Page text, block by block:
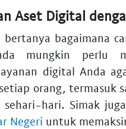
Aset Digital
bertanya bagaimana
mungkin perlu
digital Anda
orang, termasuk
hari. Simak
Negeri untuk